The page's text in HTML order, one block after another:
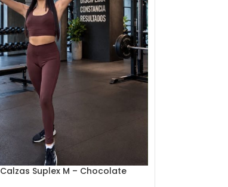
Calzas Suplex M – Chocolate